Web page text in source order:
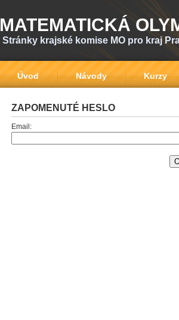
MATEMATICKÁ
Stránky krajské komise MO pro kraj
Úvod Návody Kurzy
ZAPOMENUTÉ HESLO
Email: